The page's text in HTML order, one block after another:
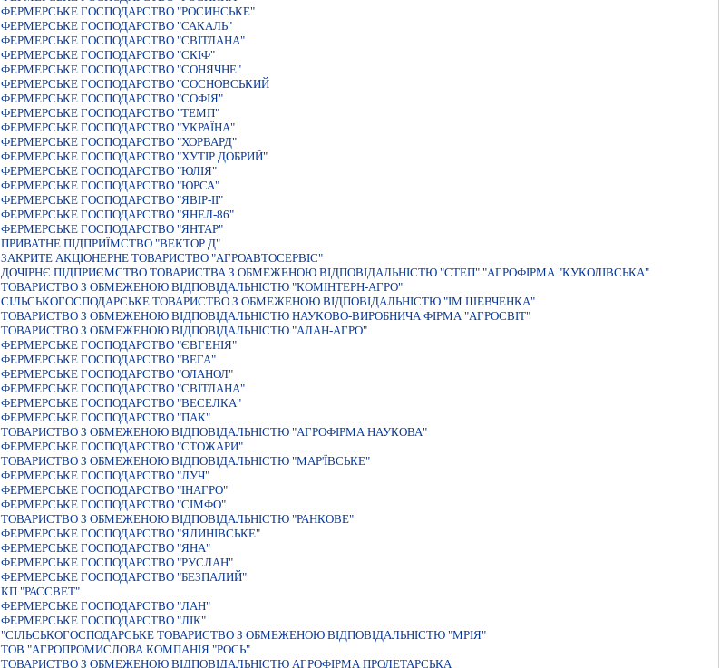
ФЕРМЕРСЬКЕ ГОСПОДАРСТВО "РОСИНСЬКЕ"
ФЕРМЕРСЬКЕ ГОСПОДАРСТВО "САКАЛЬ"
ФЕРМЕРСЬКЕ ГОСПОДАРСТВО "СВIТЛАНА"
ФЕРМЕРСЬКЕ ГОСПОДАРСТВО "СКIФ"
ФЕРМЕРСЬКЕ ГОСПОДАРСТВО "СОНЯЧНЕ"
ФЕРМЕРСЬКЕ ГОСПОДАРСТВО "СОСНОВСЬКИЙ
ФЕРМЕРСЬКЕ ГОСПОДАРСТВО "СОФІЯ"
ФЕРМЕРСЬКЕ ГОСПОДАРСТВО "ТЕМП"
ФЕРМЕРСЬКЕ ГОСПОДАРСТВО "УКРАЇНА"
ФЕРМЕРСЬКЕ ГОСПОДАРСТВО "ХОРВАРД"
ФЕРМЕРСЬКЕ ГОСПОДАРСТВО "ХУТIР ДОБРИЙ"
ФЕРМЕРСЬКЕ ГОСПОДАРСТВО "ЮЛIЯ"
ФЕРМЕРСЬКЕ ГОСПОДАРСТВО "ЮРСА"
ФЕРМЕРСЬКЕ ГОСПОДАРСТВО "ЯВIР-II"
ФЕРМЕРСЬКЕ ГОСПОДАРСТВО "ЯНЕЛ-86"
ФЕРМЕРСЬКЕ ГОСПОДАРСТВО "ЯНТАР"
ПРИВАТНЕ ПIДПРИЇМСТВО "ВЕКТОР Д"
ЗАКРИТЕ АКЦIОНЕРНЕ ТОВАРИСТВО "АГРОАВТОСЕРВIС"
ДОЧIРНЄ ПIДПРИЄМСТВО ТОВАРИСТВА З ОБМЕЖЕНОЮ ВIДПОВIДАЛЬНIСТЮ "СТЕП" "АГРОФIРМА "КУКОЛIВСЬКА"
ТОВАРИСТВО З ОБМЕЖЕНОЮ ВIДПОВIДАЛЬНIСТЮ "КОМIНТЕРН-АГРО"
СІЛЬСЬКОГОСПОДАРСЬКЕ ТОВАРИСТВО З ОБМЕЖЕНОЮ ВІДПОВІДАЛЬНІСТЮ "ІМ.ШЕВЧЕНКА"
ТОВАРИСТВО З ОБМЕЖЕНОЮ ВIДПОВIДАЛЬНIСТЮ НАУКОВО-ВИРОБНИЧА ФIРМА "АГРОСВIТ"
ТОВАРИСТВО З ОБМЕЖЕНОЮ ВIДПОВIДАЛЬНIСТЮ "АЛАН-АГРО"
ФЕРМЕРСЬКЕ ГОСПОДАРСТВО "ЄВГЕНIЯ"
ФЕРМЕРСЬКЕ ГОСПОДАРСТВО "ВЕГА"
ФЕРМЕРСЬКЕ ГОСПОДАРСТВО "ОЛАНОЛ"
ФЕРМЕРСЬКЕ ГОСПОДАРСТВО "СВIТЛАНА"
ФЕРМЕРСЬКЕ ГОСПОДАРСТВО "ВЕСЕЛКА"
ФЕРМЕРСЬКЕ ГОСПОДАРСТВО "ПАК"
ТОВАРИСТВО З ОБМЕЖЕНОЮ ВIДПОВIДАЛЬНIСТЮ "АГРОФIРМА НАУКОВА"
ФЕРМЕРСЬКЕ ГОСПОДАРСТВО "СТОЖАРИ"
ТОВАРИСТВО З ОБМЕЖЕНОЮ ВIДПОВIДАЛЬНIСТЮ "МАР'ЇВСЬКЕ"
ФЕРМЕРСЬКЕ ГОСПОДАРСТВО "ЛУЧ"
ФЕРМЕРСЬКЕ ГОСПОДАРСТВО "IНАГРО"
ФЕРМЕРСЬКЕ ГОСПОДАРСТВО "СIМФО"
ТОВАРИСТВО З ОБМЕЖЕНОЮ ВІДПОВІДАЛЬНІСТЮ "РАНКОВЕ"
ФЕРМЕРСЬКЕ ГОСПОДАРСТВО "ЯЛИНIВСЬКЕ"
ФЕРМЕРСЬКЕ ГОСПОДАРСТВО "ЯНА"
ФЕРМЕРСЬКЕ ГОСПОДАРСТВО "РУСЛАН"
ФЕРМЕРСЬКЕ ГОСПОДАРСТВО "БЕЗПАЛИЙ"
КП "РАССВЕТ"
ФЕРМЕРСЬКЕ ГОСПОДАРСТВО "ЛАН"
ФЕРМЕРСЬКЕ ГОСПОДАРСТВО "ЛIК"
"СIЛЬСЬКОГОСПОДАРСЬКЕ ТОВАРИСТВО З ОБМЕЖЕНОЮ ВIДПОВIДАЛЬНIСТЮ "МРIЯ"
ТОВ "АГРОПРОМИСЛОВА КОМПАНІЯ "РОСЬ"
ТОВАРИСТВО З ОБМЕЖЕНОЮ ВIДПОВIДАЛЬНIСТЮ АГРОФIРМА ПРОЛЕТАРСЬКА